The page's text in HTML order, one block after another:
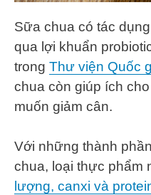
Sữa chua có tác dụng
qua lợi khuẩn
trong Thư viện Quốc
chua còn giúp ích
muốn giảm cân.
Với những thành
chua, loại thực phẩm
lượng, canxi và